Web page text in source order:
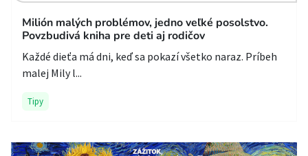
Milión malých problémov, jedno veľké posolstvo.
Povzbudivá kniha pre deti aj rodičov
Každé dieťa má dni, keď sa pokazí všetko naraz. Príbeh
malej Mily l...
Tipy